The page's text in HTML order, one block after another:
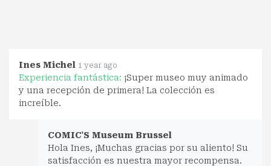
Ines Michel 1 year ago
Experiencia fantástica: ¡Super museo muy animado
y una recepción de primera! La colección es
increíble.
COMIC'S Museum Brussel
Hola Ines, ¡Muchas gracias por su aliento! Su
satisfacción es nuestra mayor recompensa.